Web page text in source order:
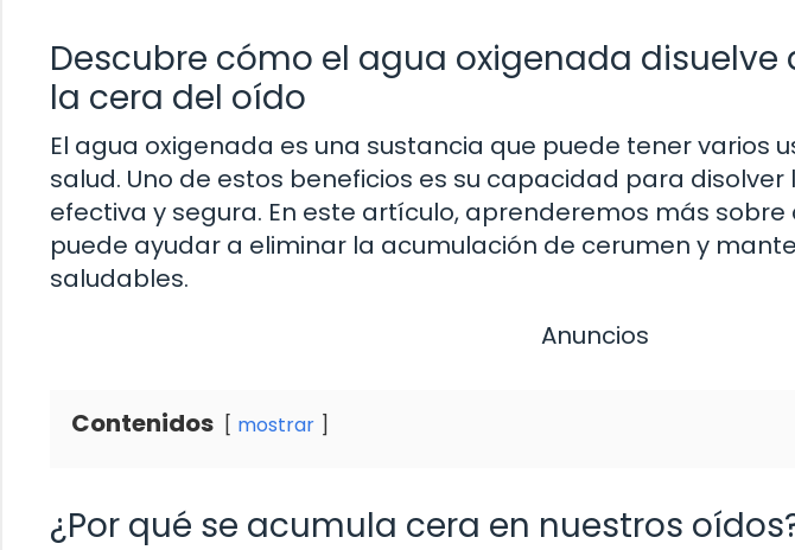
Descubre cómo el agua oxigenada
la cera del oído
El agua oxigenada es una sustancia que puede tener varios
salud. Uno de estos beneficios es su capacidad para
efectiva y segura. En este artículo, aprenderemos más
puede ayudar a eliminar la acumulación de cerumen y
saludables.
Anuncios
Contenidos mostrar
¿Por qué se acumula cera en nuestros